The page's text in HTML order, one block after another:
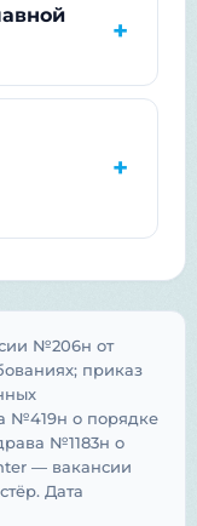
№206н от
приказ
№419н о порядке
№1183н о
— вакансии
Дата